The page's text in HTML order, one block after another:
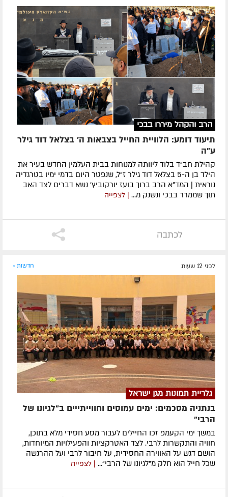
הרב והקהל מיררו בבכי
תיעוד דומע: הלוויית החייל בצבאות ה' בצלאל דוד גילר
ע"ה
קהילת חב"ד בלוד ליוותה למנוחות בבית העלמין החדש בעיר את
הילד בן ה-5 בצלאל דוד גילר ז"ל, שנפטר היום בדמי ימיו בטרגדיה
נוראית | המד"א הרב ברוך בועז יורקוביץ' נשא דברים לצד האב
תוך שממרר בבכי ונשנק מ... | לצפייה
לכתבה
לפני 12 שעות חדשות »
גלריית תמונות מגן ישראל
בנתניה מסכמים: ימים עמוסים וחווייתייים ב"לגיונו של
הרבי"
במשך ימי הקעמפ זכו החיילים לעבור מסע חסידי מלא בתוכן,
חוויה והתקשרות לרבי. לצד האטרקציות והפעילויות המיוחדות,
הושם דגש על האווירה החסידית, על חיבור לרבי ועל ההרגשה
שכל חייל הוא חלק מ"לגיונו של הרבי"...
| לצפייה